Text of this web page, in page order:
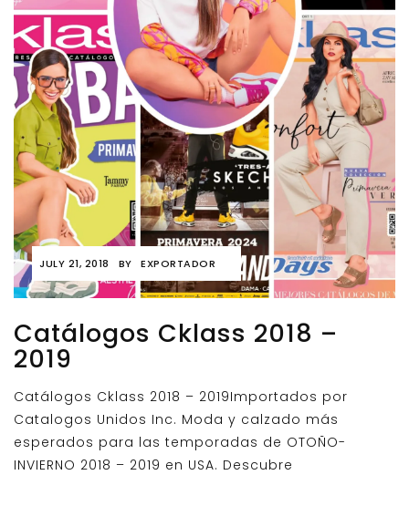
JULY 21, 2018 BY EXPORTADOR
Catálogos Cklass 2018 –
2019
Catálogos Cklass 2018 – 2019Importados por
Catalogos Unidos Inc. Moda y calzado más
esperados para las temporadas de OTOÑO-
INVIERNO 2018 – 2019 en USA. Descubre